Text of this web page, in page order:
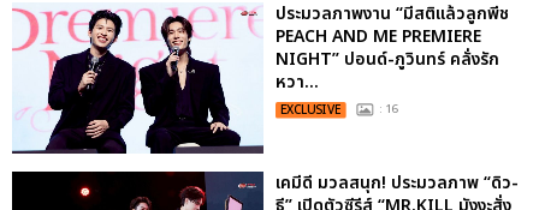
ประมวลภาพงาน “มีสติแล้วลูกพีช
PEACH AND ME PREMIERE
NIGHT” ปอนด์-ภูวินทร์ คลั่งรัก
หวา...
EXCLUSIVE : 16
เคมีดี มวลสนุก! ประมวลภาพ “ดิว-